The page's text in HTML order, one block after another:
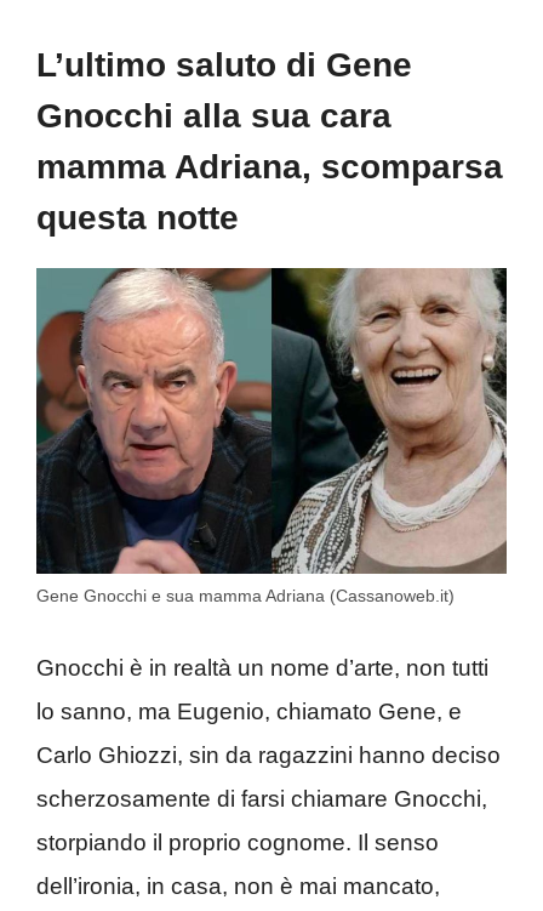
L’ultimo saluto di Gene
Gnocchi alla sua cara
mamma Adriana, scomparsa
questa notte
Gene Gnocchi e sua mamma Adriana (Cassanoweb.it)
Gnocchi è in realtà un nome d’arte, non tutti
lo sanno, ma Eugenio, chiamato Gene, e
Carlo Ghiozzi, sin da ragazzini hanno deciso
scherzosamente di farsi chiamare Gnocchi,
storpiando il proprio cognome. Il senso
dell’ironia, in casa, non è mai mancato,